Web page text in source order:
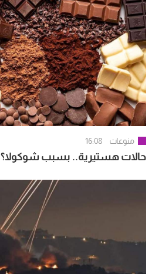
منوعات 16:08
حالات هستيرية.. بسبب شوكولا؟